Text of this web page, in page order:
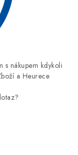
s nákupem kdykoli
a Heurece